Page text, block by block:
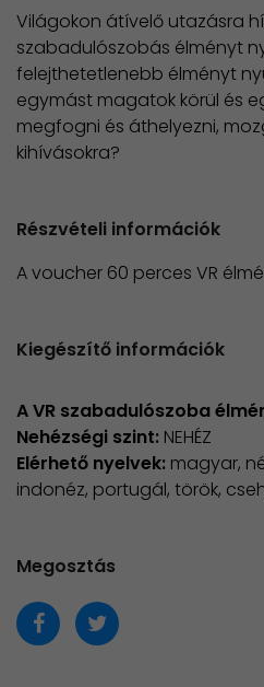
Világokon átívelő utazásra
szabadulószobás élményt
felejthetetlenebb élményt
egymást magatok körül és
megfogni és áthelyezni,
kihívásokra?
Részvételi információk
A voucher 60 perces VR
Kiegészítő információk
A VR szabadulószoba
Nehézségi szint: NEHÉZ
​Elérhető nyelvek: magyar,
indonéz, portugál, török,
Megosztás